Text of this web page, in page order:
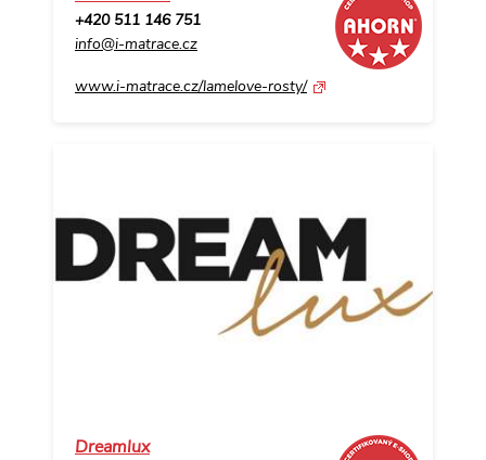
+420 511 146 751
info@i-matrace.cz
www.i-matrace.cz/lamelove-rosty/
Dreamlux